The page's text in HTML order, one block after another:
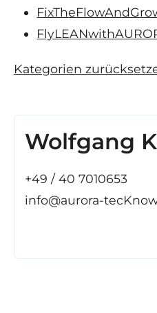
Kategorien
Wolfgang
+49 / 40 7010653
info@aurora-